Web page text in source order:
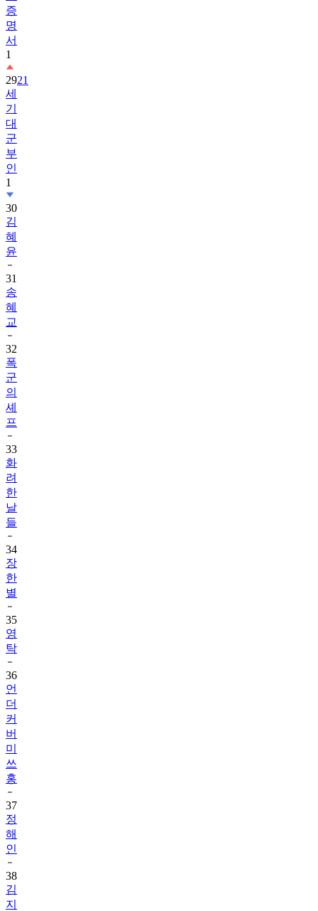
증
명
서
1
2921
세
기
대
군
부
인
1
30
김
혜
윤
31
송
혜
교
32
폭
군
의
셰
프
33
화
려
한
날
들
34
장
한
별
35
영
탁
36
언
더
커
버
미
쓰
홍
37
정
해
인
38
김
지